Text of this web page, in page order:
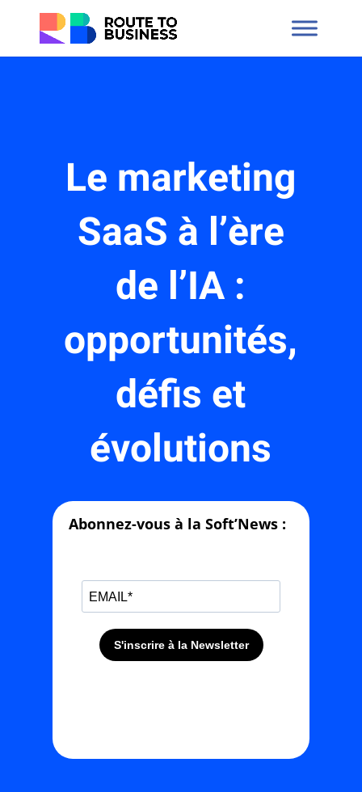
Le marketing
SaaS à l’ère
de l’IA :
opportunités,
défis et
évolutions
Abonnez-vous à la Soft’News :